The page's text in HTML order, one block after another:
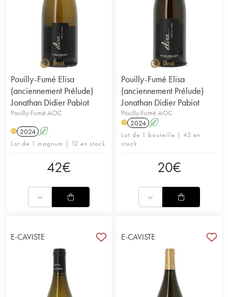
Pouilly-Fumé Elisa
(anciennement Prélude)
Jonathan Didier Pabiot
Pouilly-Fumé AOC
2024 A
Lot de 1 magnum | 12 en stock
42€
Pouilly-Fumé Elisa
(anciennement Prélude)
Jonathan Didier Pabiot
Pouilly-Fumé AOC
2024 A
Lot de 1 bouteille | 45 en
stock
20€
E-CAVISTE E-CAVISTE